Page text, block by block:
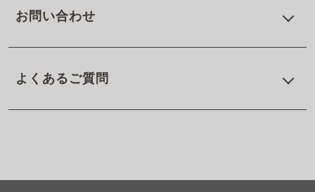
お問い合わせ
よくあるご質問